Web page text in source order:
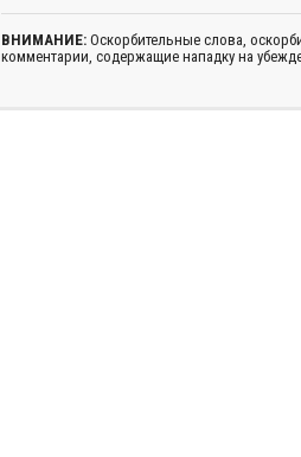
ВНИМАНИЕ: Оскорбительные слова,
комментарии, содержащие нападку на